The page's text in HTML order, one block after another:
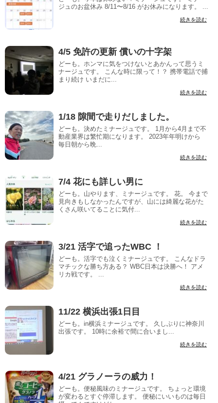
ジュのお盆休み 8/11〜8/16 がお休みになります。 ...
続きを読む
4/5 免許の更新 償いの十字架
どーも。ホンマに気をつけないとあかんって思うミ
ナージュです。 こんな時に限って！？ 携帯電話で捕
まり続け いまだに...
続きを読む
1/18 隙間で走りだしました。
どーも。決めたミナージュです。 1月から4月まで不
動産業界は繁忙期になります。 2023年年明けから
毎日朝から晩...
続きを読む
7/4 花にも詳しい男に
どーも。山やります、ミナージュです。 花。 今まで
見向きもしなかったんですが、山には綺麗な花がた
くさん咲いてることに気付...
続きを読む
3/21 活字で追ったWBC ！
どーも。活字でも泣くミナージュです。 こんなドラ
マチックな勝ち方ある？ WBC日本は決勝へ！ アメ
リカ戦です。 ...
続きを読む
11/22 横浜出張1日目
どーも。in横浜ミナージュです。 久しぶりに神奈川
出張です。 10時に余裕で間に合いまし...
続きを読む
4/21 グラノーラの威力！
どーも。便秘風味のミナージュです。 ちょっと環境
が変わるとすぐ停滞します。 便秘にいいものは毎日